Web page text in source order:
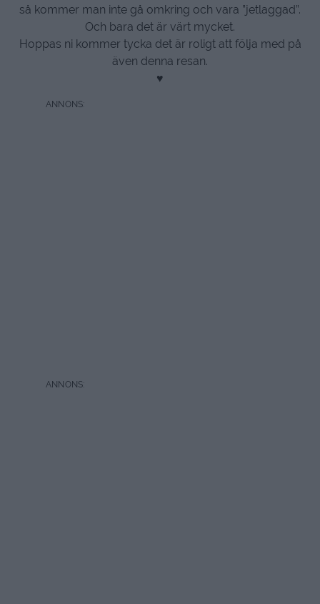
så kommer man inte gå omkring och vara ”jetlaggad”.
Och bara det är värt mycket.
Hoppas ni kommer tycka det är roligt att följa med på
även denna resan.
♥